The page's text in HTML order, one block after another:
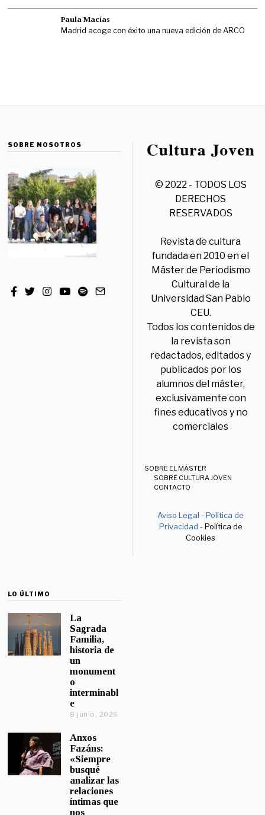
Paula Macías
Madrid acoge con éxito una nueva edición de ARCO
SOBRE NOSOTROS
© 2022 - TODOS LOS
DERECHOS
RESERVADOS
Revista de cultura
fundada en 2010 en el
Máster de Periodismo
Cultural de la
Universidad San Pablo
CEU.
Todos los contenidos de
la revista son
redactados, editados y
publicados por los
alumnos del máster,
exclusivamente con
fines educativos y no
comerciales
SOBRE EL MÁSTER
SOBRE CULTURA JOVEN
CONTACTO
Aviso Legal -Política de
Privacidad - Política de
Cookies
LO ÚLTIMO
La
Sagrada
Familia,
historia de
un
monument
o
interminabl
e
8 junio, 2026
Anxos
Fazáns:
«Siempre
busqué
analizar las
relaciones
íntimas que
nos